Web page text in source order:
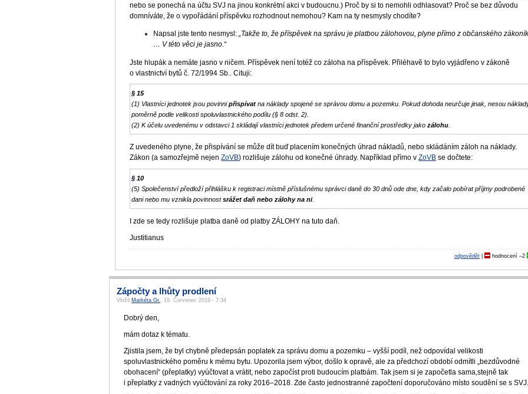
nebo se ponechá na účtu SVJ na jinou konkrétní akci v budoucnu.) Proč by si to nemohli odhlasovat? Proč se bez důvodu
domníváte, že o vypořádání příspěvku rozhodnout nemohou? Kam na ty nesmysly chodíte?
Napsal jste tento nesmysl:„Takže to, že příspěvek na správu je platbou zálohovou, plyne přímo z občanského
… V této věci je jasno.“
Jste hlupák a nemáte jasno v ničem. Příspěvek není totéž co záloha na příspěvek. Přiléhavě to bylo vyjádřeno v zákoně
o vlastnictví bytů č. 72/1994 Sb.. Cituji:
§ 15
(1) Vlastníci jednotek jsou povinnipřispívat na náklady spojené se správou domu a pozemku. Pokud dohoda neurčuje jinak, nesou
poměrně podle velikosti spoluvlastnického podílu (§ 8 odst. 2).
(2) K účelu uvedenému v odstavci 1 skládají vlastníci jednotek předem určené finanční prostředky jakozálohu
Z uvedeného plyne, že přispívání se může dít buď placením konečných úhrad nákladů, nebo skládáním záloh na náklady.
Zákon (a samozřejmě nejenZoVB) rozlišuje zálohu od konečné úhrady. Například přímo vZoVB se dočtete:
§ 10
(5) Společenství předloží přihlášku k registraci místně příslušnému správci daně do 30 dnů ode dne, kdy začalo pobírat příjmy podrobené
dani nebo mu vznikla povinnostsrážet daň nebo zálohy na ni.
I zde se tedy rozlišuje platba daně od platby ZÁLOHY na tuto daň.
Justitianus
odpovědět| hodnocení –2
Zápočty a lhůty prodlení
Vložil Markéta Gr. , 19. Červenec 2019 - 7:34
Dobrý den,
mám dotaz k tématu.
Zjistila jsem, že byl chybně předepsán poplatek za správu domu a pozemku – vyšší podíl, než odpovídal velikosti
spoluvlastnického poměru k mému bytu. Upozorila jsem výbor, došlo k opravě, ale za předchozí období odmítli „bezdůvodné
obohacení“ (přeplatky) vyúčtovat a vrátit, nebo započíst proti budoucím platbám. Tak jsem si je započetla sama,stejně tak
i přeplatky z vadných vyúčtování za roky 2016–2018. Zde často jednostranné započtení doporučováno místo soudění se s SVJ.